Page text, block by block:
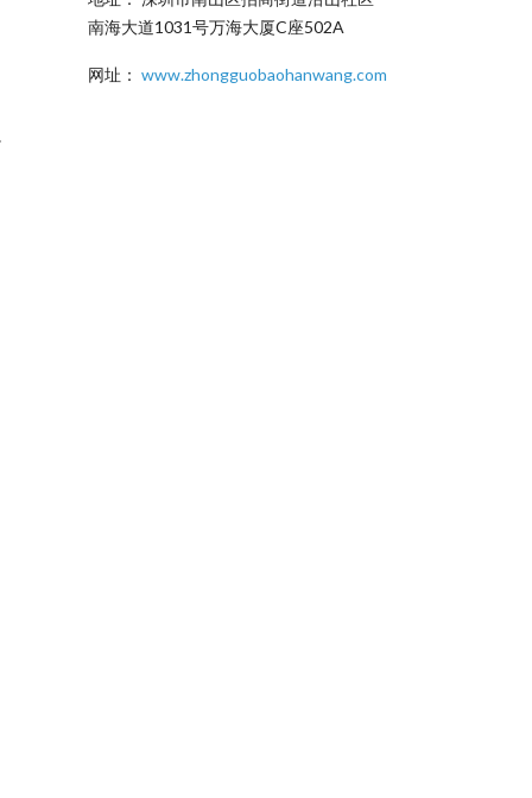
南海大道1031号万海大厦C座502A
网址： www.zhongguobaohanwang.com